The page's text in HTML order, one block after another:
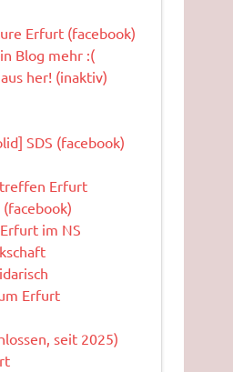
Erfurt (facebook)
Blog mehr :(
her! (inaktiv)
SDS (facebook)
Erfurt
im NS
Erfurt
seit 2025)